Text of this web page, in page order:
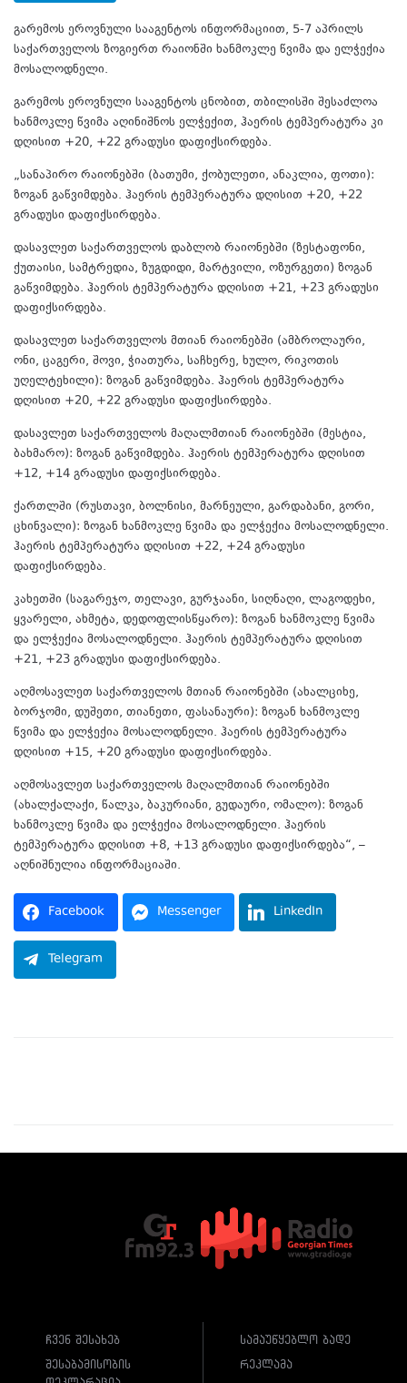
გარემოს ეროვნული სააგენტოს ინფორმაციით, 5-7 აპრილს
საქართველოს ზოგიერთ რაიონში ხანმოკლე წვიმა და ელჭექია
მოსალოდნელი.
გარემოს ეროვნული სააგენტოს ცნობით, თბილისში შესაძლოა
ხანმოკლე წვიმა აღინიშნოს ელჭექით, ჰაერის ტემპერატურა კი
დღისით +20, +22 გრადუსი დაფიქსირდება.
„სანაპირო რაიონებში (ბათუმი, ქობულეთი, ანაკლია, ფოთი):
ზოგან გაწვიმდება. ჰაერის ტემპერატურა დღისით +20, +22
გრადუსი დაფიქსირდება.
დასავლეთ საქართველოს დაბლობ რაიონებში (ზესტაფონი,
ქუთაისი, სამტრედია, ზუგდიდი, მარტვილი, ოზურგეთი) ზოგან
გაწვიმდება. ჰაერის ტემპერატურა დღისით +21, +23 გრადუსი
დაფიქსირდება.
დასავლეთ საქართველოს მთიან რაიონებში (ამბროლაური,
ონი, ცაგერი, შოვი, ჭიათურა, საჩხერე, ხულო, რიკოთის
უღელტეხილი): ზოგან გაწვიმდება. ჰაერის ტემპერატურა
დღისით +20, +22 გრადუსი დაფიქსირდება.
დასავლეთ საქართველოს მაღალმთიან რაიონებში (მესტია,
ბახმარო): ზოგან გაწვიმდება. ჰაერის ტემპერატურა დღისით
+12, +14 გრადუსი დაფიქსირდება.
ქართლში (რუსთავი, ბოლნისი, მარნეული, გარდაბანი, გორი,
ცხინვალი): ზოგან ხანმოკლე წვიმა და ელჭექია მოსალოდნელი.
ჰაერის ტემპერატურა დღისით +22, +24 გრადუსი
დაფიქსირდება.
კახეთში (საგარეჯო, თელავი, გურჯაანი, სიღნაღი, ლაგოდეხი,
ყვარელი, ახმეტა, დედოფლისწყარო): ზოგან ხანმოკლე წვიმა
და ელჭექია მოსალოდნელი. ჰაერის ტემპერატურა დღისით
+21, +23 გრადუსი დაფიქსირდება.
აღმოსავლეთ საქართველოს მთიან რაიონებში (ახალციხე,
ბორჯომი, დუშეთი, თიანეთი, ფასანაური): ზოგან ხანმოკლე
წვიმა და ელჭექია მოსალოდნელი. ჰაერის ტემპერატურა
დღისით +15, +20 გრადუსი დაფიქსირდება.
აღმოსავლეთ საქართველოს მაღალმთიან რაიონებში
(ახალქალაქი, წალკა, ბაკურიანი, გუდაური, ომალო): ზოგან
ხანმოკლე წვიმა და ელჭექია მოსალოდნელი. ჰაერის
ტემპერატურა დღისით +8, +13 გრადუსი დაფიქსირდება“, –
აღნიშნულია ინფორმაციაში.
Facebook Messenger LinkedIn
Telegram
ჩვენ შესახებ
შესაბამისობის
სამაუწყებლო ბადე
რეკლამა